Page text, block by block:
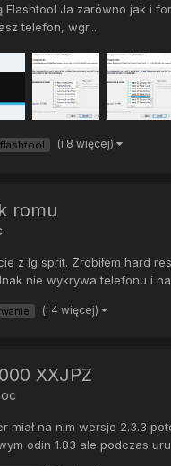
Ja zarówno jak i
telefon, wgr...
flashtool (i 8 więcej)
romu
z lg sprit. Zrobiłem hard
nie wykrywa telefonu i
(i 4 więcej)
XXJPZ
na nim wersje 2.3.3
odin 1.83 ale podczas